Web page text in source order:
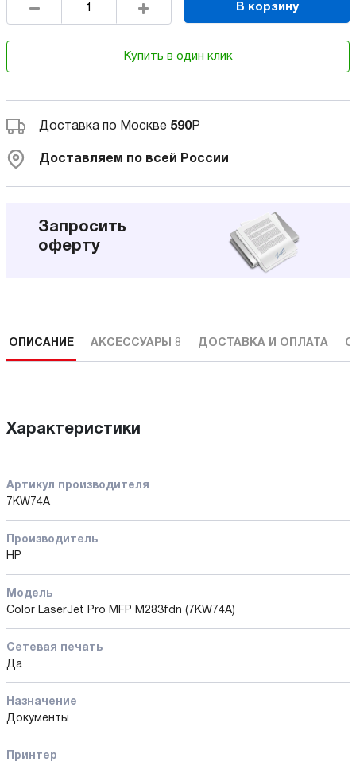
В корзину
Купить в один клик
Доставка по Москве 590Р
Доставляем по всей России
Запросить
оферту
ОПИСАНИЕ АКСЕССУАРЫ 8 ДОСТАВКА И ОПЛАТА
Характеристики
Артикул производителя
7KW74A
Производитель
HP
Модель
Color LaserJet Pro MFP M283fdn (7KW74A)
Сетевая печать
Да
Назначение
Документы
Принтер